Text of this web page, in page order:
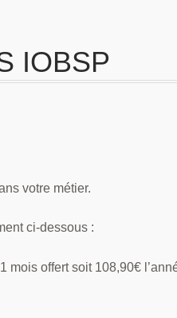
IOBSP
votre métier.
ci-dessous :
mois offert soit 108,90€